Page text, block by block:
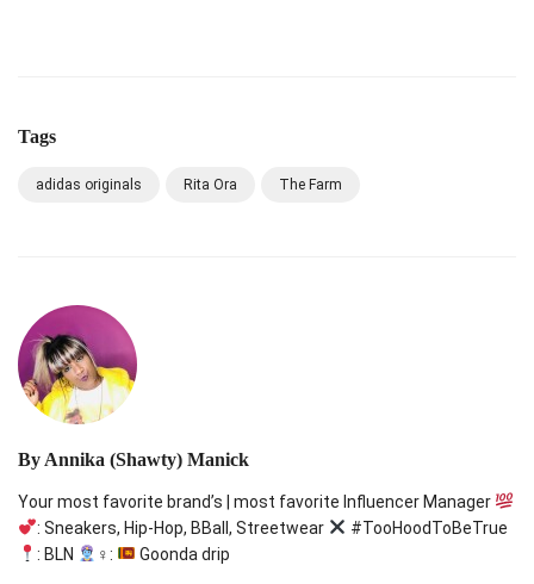
Tags
adidas originals Rita Ora The Farm
By Annika (Shawty) Manick
Your most favorite brand’s | most favorite Influencer Manager
: Sneakers, Hip-Hop, BBall, Streetwear
#TooHoodToBeTrue
: BLN
‍♀: Goonda drip